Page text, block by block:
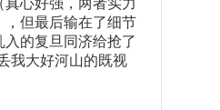
但最后输在了细节
的复旦同济给抢了
我大好河山的既视